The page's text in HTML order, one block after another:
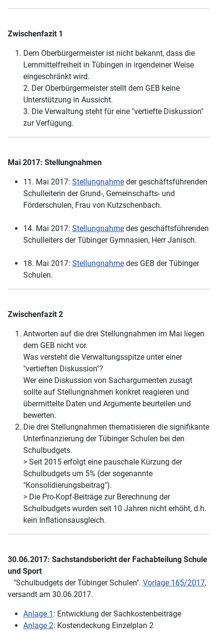
Zwischenfazit 1
Dem Oberbürgermeister ist nicht bekannt, dass die
Lernmittelfreiheit in Tübingen in irgendeiner Weise
eingeschränkt wird.
2. Der Oberbürgermeister stellt dem GEB keine
Unterstützung in Aussicht.
3. Die Verwaltung steht für eine "vertiefte Diskussion"
zur Verfügung.
Mai 2017: Stellungnahmen
11. Mai 2017: Stellungnahme der geschäftsführenden
Schulleiterin der Grund-, Gemeinschafts- und
Förderschulen, Frau von Kutzschenbach.
14. Mai 2017: Stellungnahme des geschäftsführenden
Schulleiters der Tübinger Gymnasien, Herr Janisch.
18. Mai 2017: Stellungnahme des GEB der Tübinger
Schulen.
Zwischenfazit 2
Antworten auf die drei Stellungnahmen im Mai liegen
dem GEB nicht vor.
Was versteht die Verwaltungsspitze unter einer
"vertieften Diskussion"?
Wer eine Diskussion von Sachargumenten zusagt
sollte auf Stellungnahmen konkret reagieren und
übermittelte Daten und Argumente beurteilen und
bewerten.
Die drei Stellungnahmen thematisieren die signifikante
Unterfinanzierung der Tübinger Schulen bei den
Schulbudgets.
> Seit 2015 erfolgt eine pauschale Kürzung der
Schulbudgets um 5% (der sogenannte
"Konsolidierungsbeitrag").
> Die Pro-Kopf-Beiträge zur Berechnung der
Schulbudgets wurden seit 10 Jahren nicht erhöht, d.h.
kein Inflationsausgleich.
30.06.2017: Sachstandsbericht der Fachabteilung Schule
und Sport
"Schulbudgets der Tübinger Schulen". Vorlage 165/2017,
versandt am 30.06.2017.
Anlage 1 : Entwicklung der Sachkostenbeiträge
Anlage 2: Kostendeckung Einzelplan 2